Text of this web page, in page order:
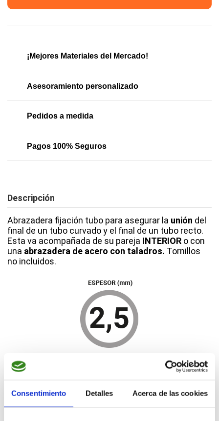
Consentimiento Detalles Acerca de las cookies
¡Mejores Materiales del Mercado!
Asesoramiento personalizado
Pedidos a medida
Pagos 100% Seguros
Descripción
Abrazadera fijación tubo para asegurar la unión del
final de un tubo curvado y el final de un tubo recto.
Esta va acompañada de su pareja INTERIOR o con
una abrazadera de acero con taladros. Tornillos
no incluidos.